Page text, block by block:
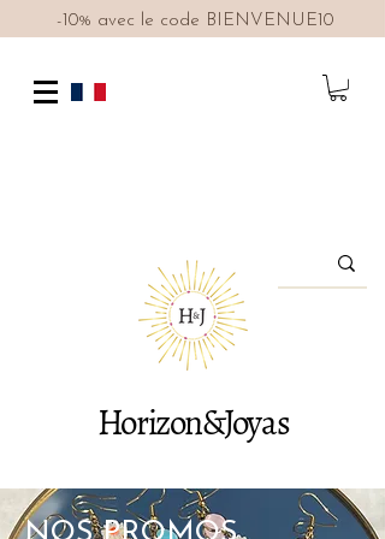
Horizon&Joyas
-10% avec le code BIENVENUE10